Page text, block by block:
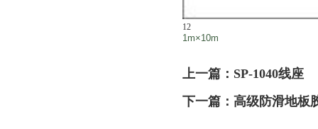
12
1m×10m
上一篇： SP-1040线座
下一篇： 高级防滑地板